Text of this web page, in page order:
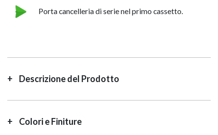
Porta cancelleria di serie nel primo cassetto.
Descrizione del Prodotto
Colori e Finiture